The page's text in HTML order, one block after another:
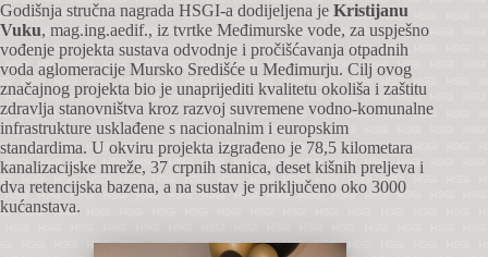
Godišnja stručna nagrada HSGI-a dodijeljena je Kristijanu
Vuku, mag.ing.aedif., iz tvrtke Međimurske vode, za uspješno
vođenje projekta sustava odvodnje i pročišćavanja otpadnih
voda aglomeracije Mursko Središće u Međimurju. Cilj ovog
značajnog projekta bio je unaprijediti kvalitetu okoliša i zaštitu
zdravlja stanovništva kroz razvoj suvremene vodno-komunalne
infrastrukture usklađene s nacionalnim i europskim
standardima. U okviru projekta izgrađeno je 78,5 kilometara
kanalizacijske mreže, 37 crpnih stanica, deset kišnih preljeva i
dva retencijska bazena, a na sustav je priključeno oko 3000
kućanstava.